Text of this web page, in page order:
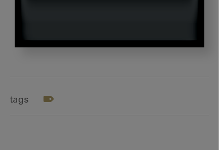
c8848c66ca85
tags